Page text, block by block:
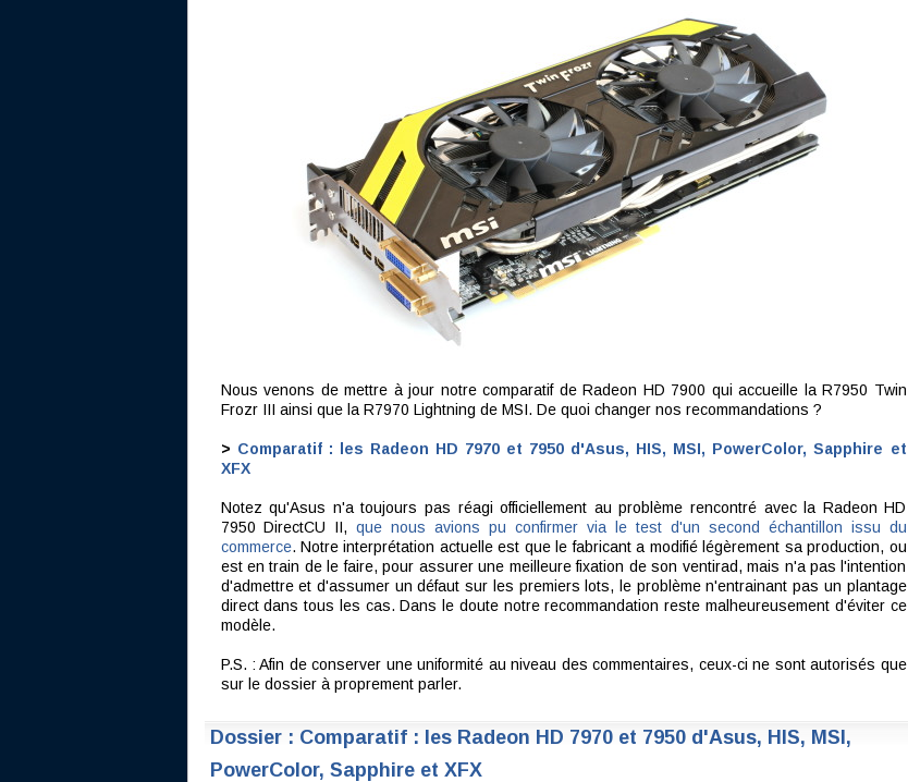
Nous venons de mettre à jour notre comparatif de Radeon HD 7900 qui accueille la R7950 Twin
Frozr III ainsi que la R7970 Lightning de MSI. De quoi changer nos recommandations ?
> Comparatif : les Radeon HD 7970 et 7950 d'Asus, HIS, MSI, PowerColor, Sapphire et
XFX
Notez qu'Asus n'a toujours pas réagi officiellement au problème rencontré avec la Radeon HD
7950 DirectCU II,que nous avions pu confirmer via le test d'un second échantillon issu du
commerce. Notre interprétation actuelle est que le fabricant a modifié légèrement sa production, ou
est en train de le faire, pour assurer une meilleure fixation de son ventirad, mais n'a pas l'intention
d'admettre et d'assumer un défaut sur les premiers lots, le problème n'entrainant pas un plantage
direct dans tous les cas. Dans le doute notre recommandation reste malheureusement d'éviter ce
modèle.
P.S. : Afin de conserver une uniformité au niveau des commentaires, ceux-ci ne sont autorisés que
sur le dossier à proprement parler.
Dossier : Comparatif : les Radeon HD 7970 et 7950 d'Asus, HIS, MSI,
PowerColor, Sapphire et XFX